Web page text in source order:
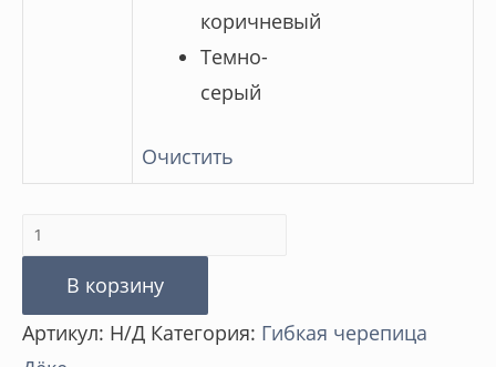
коричневый
Темно-
серый
Очистить
Количество
товара
Ламинированная
черепица
В корзину
Артикул: Н/Д Категория: Гибкая черепица